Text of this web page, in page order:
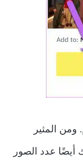
ومن المثير
أيضًا عدد الصور